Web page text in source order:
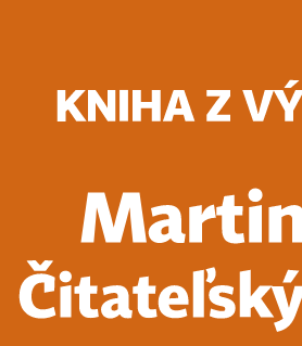
Vyhľadávanie
Prihlásiť
Vyhľadávanie